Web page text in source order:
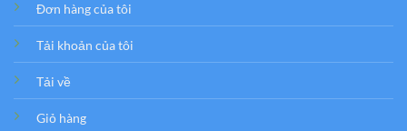
Đơn hàng của tôi
Tải khoản của tôi
Tải về
Giỏ hàng